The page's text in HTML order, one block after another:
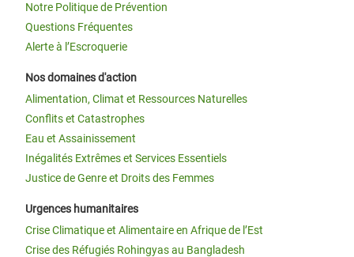
Notre Politique de Prévention
Questions Fréquentes
Alerte à l’Escroquerie
Nos domaines d'action
Alimentation, Climat et Ressources Naturelles
Conflits et Catastrophes
Eau et Assainissement
Inégalités Extrêmes et Services Essentiels
Justice de Genre et Droits des Femmes
Urgences humanitaires
Crise Climatique et Alimentaire en Afrique de l’Est
Crise des Réfugiés Rohingyas au Bangladesh